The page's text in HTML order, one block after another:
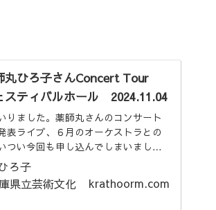
丸ひろ子さんConcert Tour
スティバルホール 2024.11.04
りました。薬師丸さんのコンサート
表ライブ、６月のオーケストラとの
つい今回も申し込んでしまいまし
krathoorm.com